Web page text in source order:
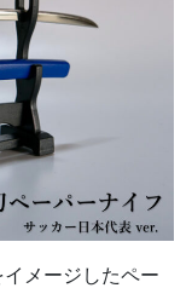
メージしたペー